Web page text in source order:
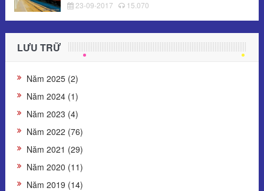
23-09-2017 15.070
LƯU TRỮ
Năm 2025 (2)
Năm 2024 (1)
Năm 2023 (4)
Năm 2022 (76)
Năm 2021 (29)
Năm 2020 (11)
Năm 2019 (14)